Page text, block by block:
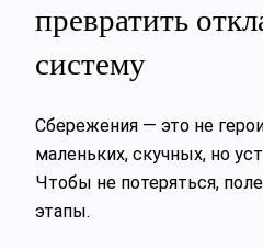
превратить
систему
Сбережения — это не
маленьких, скучных, но
Чтобы не потеряться,
этапы.